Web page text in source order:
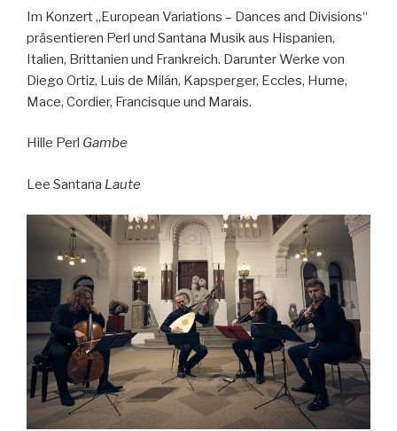
Im Konzert „European Variations – Dances and Divisions“
präsentieren Perl und Santana Musik aus Hispanien,
Italien, Brittanien und Frankreich. Darunter Werke von
Diego Ortiz, Luis de Milán, Kapsperger, Eccles, Hume,
Mace, Cordier, Francisque und Marais.
Hille Perl Gambe
Lee Santana Laute